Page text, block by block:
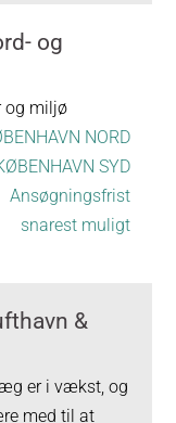
og
og miljø
NORD
SYD
Ansøgningsfrist
snarest muligt
&
er i vækst, og
med til at